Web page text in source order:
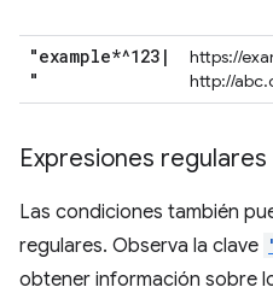
"example*^123 |
"
https://
http://
Expresiones regulares
Las condiciones también
regulares. Observa la clave
obtener información sobre